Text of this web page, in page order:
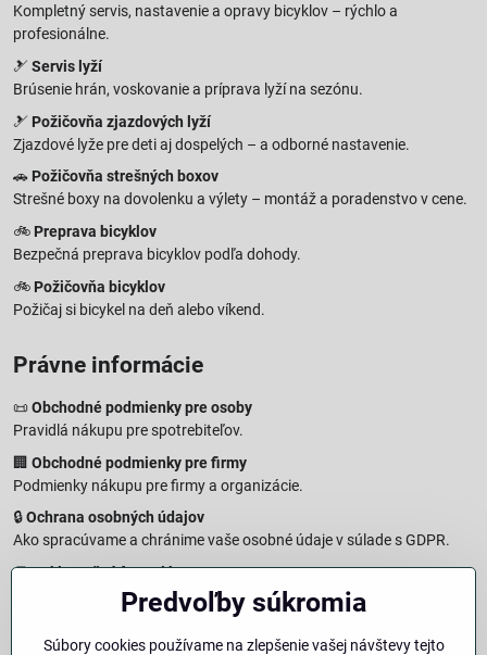
Kompletný servis, nastavenie a opravy bicyklov – rýchlo a
profesionálne.
🎿 Servis lyží
Brúsenie hrán, voskovanie a príprava lyží na sezónu.
🎿 Požičovňa zjazdových lyží
Zjazdové lyže pre deti aj dospelých – a odborné nastavenie.
🚗 Požičovňa strešných boxov
Strešné boxy na dovolenku a výlety – montáž a poradenstvo v cene.
🚲 Preprava bicyklov
Bezpečná preprava bicyklov podľa dohody.
🚲 Požičovňa bicyklov
Požičaj si bicykel na deň alebo víkend.
Právne informácie
📜 Obchodné podmienky pre osoby
Pravidlá nákupu pre spotrebiteľov.
🏢 Obchodné podmienky pre firmy
Podmienky nákupu pre firmy a organizácie.
🔒Ochrana osobných údajov
Ako spracúvame a chránime vaše osobné údaje v súlade s GDPR.
🧾Reklamačný formulár
Jednoduché podanie reklamácie
Vzorový formulár pre odstúpenie od zmluvy a vrátenie tovaru.
Predvoľby súkromia
Súbory cookies používame na zlepšenie vašej návštevy tejto